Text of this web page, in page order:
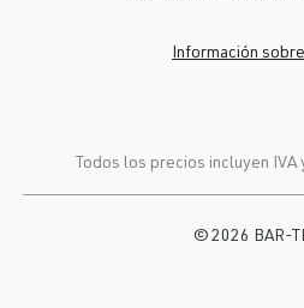
Todos los precios incluyen IVA
Información
© 2026 BAR-